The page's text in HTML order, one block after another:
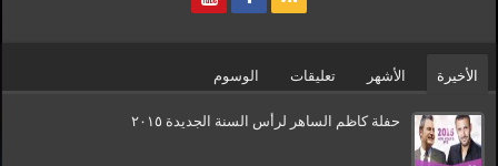
الأخيرة الأشهر تعليقات الوسوم
حفلة كاظم الساهر لرأس السنة الجديدة ٢٠١٥